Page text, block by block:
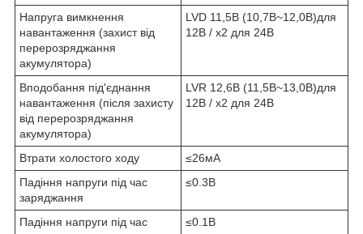
Напруга вимкнення
навантаження (захист від
перерозряджання
акумулятора)
LVD 11,5В (10,7В~12,0В)для
12В / х2 для 24В
Вподобання під'єднання
навантаження (після захисту
від перерозряджання
акумулятора)
LVR 12,6В (11,5В~13,0В)для
12В / х2 для 24В
Втрати холостого ходу
≤26мA
Падіння напруги під час
заряджання
≤0.3В
Падіння напруги під час
≤0.1В